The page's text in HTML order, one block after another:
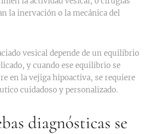
la inervación o la mecánica del
vesical depende de un equilibrio
y cuando ese equilibrio se
en la vejiga hipoactiva, se requiere
cuidadoso y personalizado.
diagnósticas se